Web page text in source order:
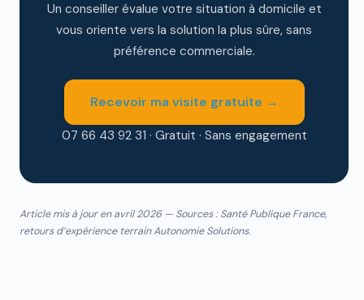
Un conseiller évalue votre situation à domicile et
vous oriente vers la solution la plus sûre, sans
préférence commerciale.
Recevoir ma visite gratuite →
07 66 43 92 31 · Gratuit · Sans engagement
Article mis à jour en avril 2026 — Sources : Santé Publique France,
retours d’expérience terrain Autonomie Solutions.